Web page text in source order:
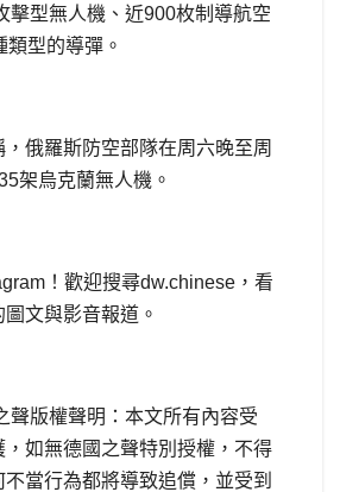
擊型無人機、近900枚制導航空
型的導彈。
俄羅斯防空部隊在周六晚至周
架烏克蘭無人機。
！歡迎搜尋dw.chinese，看
文與影音報道。
聲版權聲明：本文所有內容受
，如無德國之聲特別授權，不得
當行為都將導致追償，並受到